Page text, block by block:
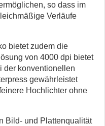
so dass im
Verläufe
bietet zudem die
von 4000 dpi bietet
der konventionellen
gewährleistet
Hochlichter ohne
Bild- und Plattenqualität